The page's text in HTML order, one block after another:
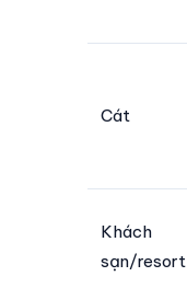
Cát
Khách
sạn/resort